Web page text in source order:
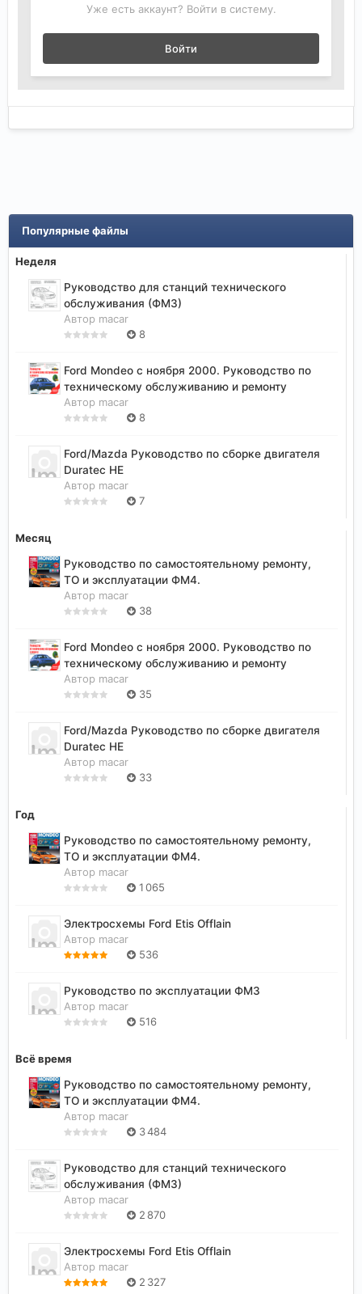
Уже есть аккаунт? Войти в систему.
Войти
Популярные файлы
Неделя
Руководство для станций технического
обслуживания (ФМ3)
Автор macar
8
Ford Mondeo с ноября 2000. Руководство по
техническому обслуживанию и ремонту
Автор macar
8
Ford/Mazda Руководство по сборке двигателя
Duratec HE
Автор macar
7
Месяц
Руководство по самостоятельному ремонту,
ТО и эксплуатации ФМ4.
Автор macar
38
Ford Mondeo с ноября 2000. Руководство по
техническому обслуживанию и ремонту
Автор macar
35
Ford/Mazda Руководство по сборке двигателя
Duratec HE
Автор macar
33
Год
Руководство по самостоятельному ремонту,
ТО и эксплуатации ФМ4.
Автор macar
1 065
Электросхемы Ford Etis Offlain
Автор macar
536
Руководство по эксплуатации ФМ3
Автор macar
516
Всё время
Руководство по самостоятельному ремонту,
ТО и эксплуатации ФМ4.
Автор macar
3 484
Руководство для станций технического
обслуживания (ФМ3)
Автор macar
2 870
Электросхемы Ford Etis Offlain
Автор macar
2 327